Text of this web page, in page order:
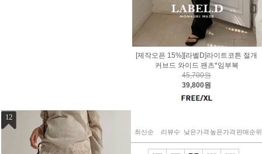
[제작오픈 15%][라벨D]라이트코튼 절개
커브드 와이드 팬츠*임부복
45,700원
39,800원
12
최신순 리뷰수 낮은가격 높은가격판매순위